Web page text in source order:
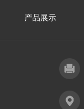
产品展示